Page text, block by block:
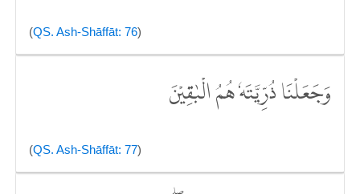
(QS. Ash-Shāffāt: 76)
وَجَعَلْنَا ذُرِّيَّتَهٗ هُمُ الْبٰقِيْنَ
(QS. Ash-Shāffāt: 77)